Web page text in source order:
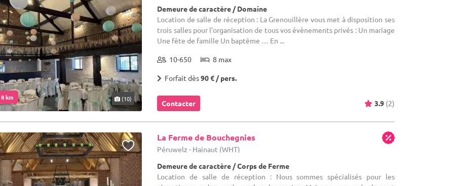
km (10)
Demeure de caractère / Domaine
Location de salle de réception : La Grenouillère vous met à disposition ses
trois salles pour l’organisation de tous vos évènements privés : Un mariage
Une fête de famille Un baptême … En ...
10-650 8 max
Forfait dès90 € / pers.
Contacter 3.9 (2)
La Ferme de Bouchegnies
Péruwelz - Hainaut (WHT)
Demeure de caractère / Corps de Ferme
Location de salle de réception : Nous sommes spécialisés pour les